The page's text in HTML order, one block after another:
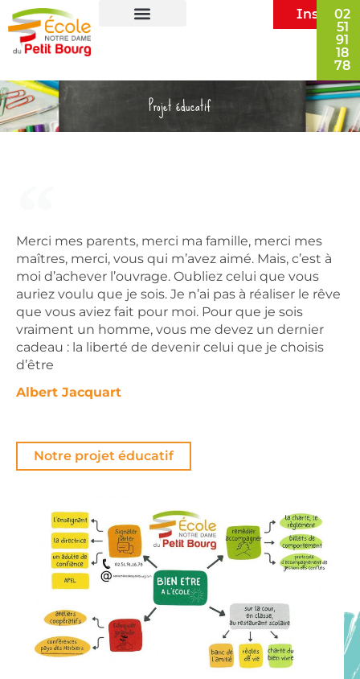
02
51
91
18
78
Projet éducatif
Merci mes parents, merci ma famille, merci mes
maîtres, merci, vous qui m’avez aimé. Mais, c’est à
moi d’achever l’ouvrage. Oubliez celui que vous
auriez voulu que je sois. Je n’ai pas à réaliser le rêve
que vous aviez fait pour moi. Pour que je sois
vraiment un homme, vous me devez un dernier
cadeau : la liberté de devenir celui que je choisis
d’être
Albert Jacquart
Notre projet éducatif